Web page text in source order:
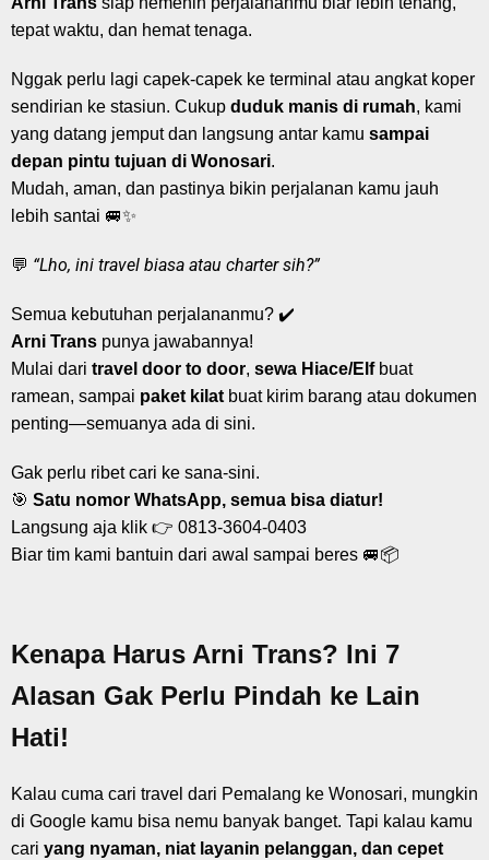
tepat waktu, dan hemat tenaga.
Nggak perlu lagi capek-capek ke terminal atau angkat koper
sendirian ke stasiun. Cukup duduk manis di rumah, kami
yang datang jemput dan langsung antar kamu sampai
depan pintu tujuan di Wonosari.
Mudah, aman, dan pastinya bikin perjalanan kamu jauh
lebih santai 🚐✨
💬 “Lho, ini travel biasa atau charter sih?”
Semua kebutuhan perjalananmu? ✔️
Arni Trans punya jawabannya!
Mulai dari travel door to door, sewa Hiace/Elfbuat
ramean, sampai paket kilat buat kirim barang atau dokumen
penting—semuanya ada di sini.
Gak perlu ribet cari ke sana-sini.
🎯 Satu nomor WhatsApp, semua bisa diatur!
Langsung aja klik 👉 0813-3604-0403
Biar tim kami bantuin dari awal sampai beres 🚐📦
Kenapa Harus Arni Trans? Ini 7
Alasan Gak Perlu Pindah ke Lain
Hati!
Kalau cuma cari travel dari Pemalang ke Wonosari, mungkin
di Google kamu bisa nemu banyak banget. Tapi kalau kamu
cari yang nyaman, niat layanin pelanggan, dan cepet